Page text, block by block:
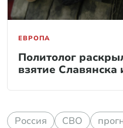
ЕВРОПА
Политолог
взятие Славянска
Россия СВО